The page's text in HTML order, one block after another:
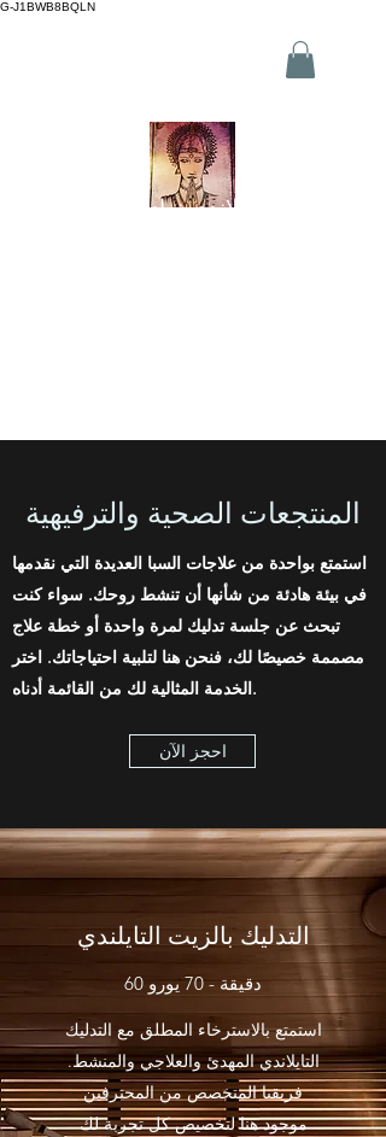
G-J1BWB8BQLN
تدليك تايلاندي نواد في أثينا
المنتجعات الصحية والترفيهية
استمتع بواحدة من علاجات السبا العديدة التي نقدمها
في بيئة هادئة من شأنها أن تنشط روحك. سواء كنت
تبحث عن جلسة تدليك لمرة واحدة أو خطة علاج
مصممة خصيصًا لك، فنحن هنا لتلبية احتياجاتك. اختر
الخدمة المثالية لك من القائمة أدناه.
احجز الآن
التدليك بالزيت التايلندي
60 دقيقة - 70 يورو
استمتع بالاسترخاء المطلق مع التدليك
التايلاندي المهدئ والعلاجي والمنشط.
فريقنا المتخصص من المحترفين
موجود هنا لتخصيص كل تجربة لك